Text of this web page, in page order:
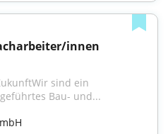
innen
sind ein
Bau- und...